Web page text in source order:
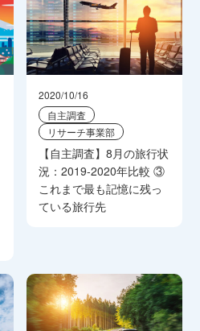
2020/10/16
自主調査
リサーチ事業部
【自主調査】8月の旅行状
況：2019-2020年比較 ③
これまで最も記憶に残っ
ている旅行先